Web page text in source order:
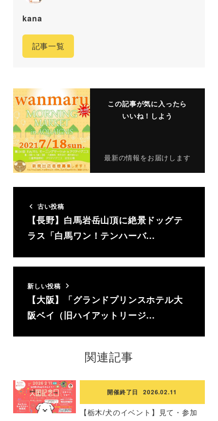
kana
記事一覧
この記事が気に入ったら
いいね！しよう
最新の情報をお届けします
古い投稿
【長野】白馬岩岳山頂に絶景ドッグテ
ラス「白馬ワン！テンハーバ…
新しい投稿
【大阪】「グランドプリンスホテル大
阪ベイ（旧ハイアットリージ…
関連記事
開催終了日 2026.02.11
【栃木/犬のイベント】見て・参加